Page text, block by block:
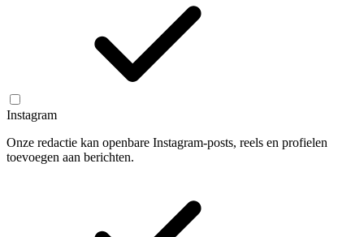
Instagram
Onze redactie kan openbare Instagram-posts, reels en profielen
toevoegen aan berichten.